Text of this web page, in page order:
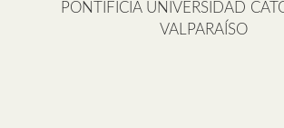
PONTIFICIA UNIVERSIDAD
VALPARAÍSO